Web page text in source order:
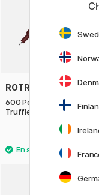
ROTRING
600 Porte-mine 0,5
Truffle